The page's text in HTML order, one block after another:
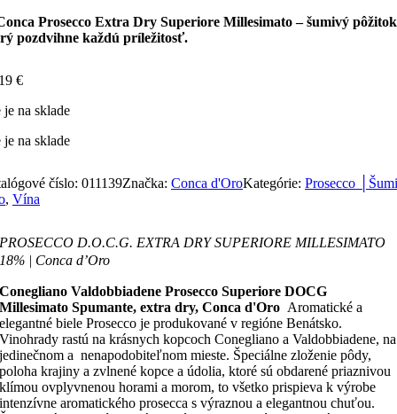
Prosecco Extra Dry Superiore Millesimato – šumivý
pozdvihne každú príležitosť.
€
je na sklade
je na sklade
číslo: 011139Značka: Conca d'OroKategórie: Prosecco
, Vína
PROSECCO D.O.C.G. EXTRA DRY SUPERIORE MILLESIMATO
18% | Conca d’Oro
Conegliano Valdobbiadene Prosecco Superiore DOCG
Millesimato Spumante, extra dry, Conca d'Oro Aromatické a
elegantné biele Prosecco je produkované v regióne Benátsko.
Vinohrady rastú na krásnych kopcoch Conegliano a Valdobbiadene, na
jedinečnom a nenapodobiteľnom mieste. Špeciálne zloženie pôdy,
poloha krajiny a zvlnené kopce a údolia, ktoré sú obdarené priaznivou
klímou ovplyvnenou horami a morom, to všetko prispieva k výrobe
intenzívne aromatického prosecca s výraznou a elegantnou chuťou.